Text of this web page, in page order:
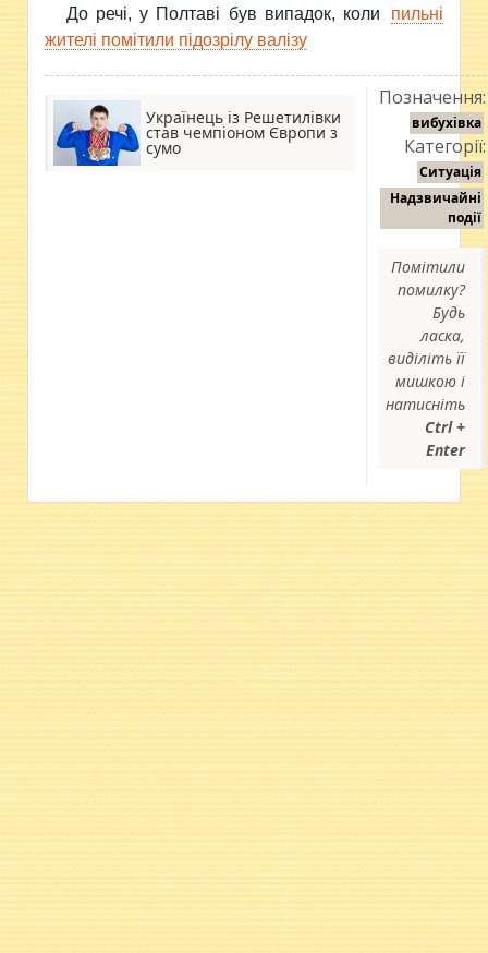
До речі, у Полтаві був випадок, коли
пильні
жителі помітили підозрілу валізу
Українець із Решетилівки
став чемпіоном Європи з
сумо
Позначення:
вибухівка
Категорії:
Ситуація
Надзвичайні
події
Помітили
помилку?
Будь
ласка,
виділіть її
мишкою і
натисніть
Ctrl +
Enter